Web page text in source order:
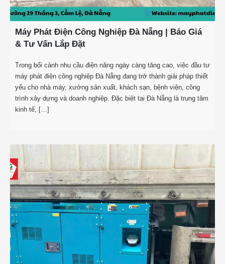
Máy Phát Điện Công Nghiệp Đà Nẵng | Báo Giá
& Tư Vấn Lắp Đặt
Trong bối cảnh nhu cầu điện năng ngày càng tăng cao, việc đầu tư
máy phát điện công nghiệp Đà Nẵng đang trở thành giải pháp thiết
yếu cho nhà máy, xưởng sản xuất, khách sạn, bệnh viện, công
trình xây dựng và doanh nghiệp. Đặc biệt tại Đà Nẵng là trung tâm
kinh tế, […]